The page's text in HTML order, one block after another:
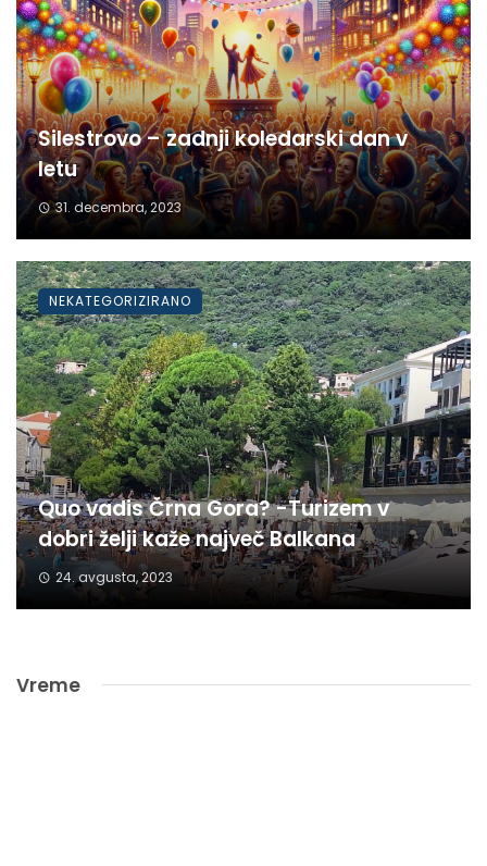
Silestrovo – zadnji koledarski dan v
letu
31. decembra, 2023
Quo vadis Črna Gora? -Turizem v
dobri želji kaže največ Balkana
24. avgusta, 2023
NEKATEGORIZIRANO
Vreme